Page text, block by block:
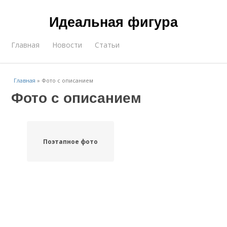
Идеальная фигура
Главная Новости Статьи
Главная » Фото с описанием
Фото с описанием
Поэтапное фото